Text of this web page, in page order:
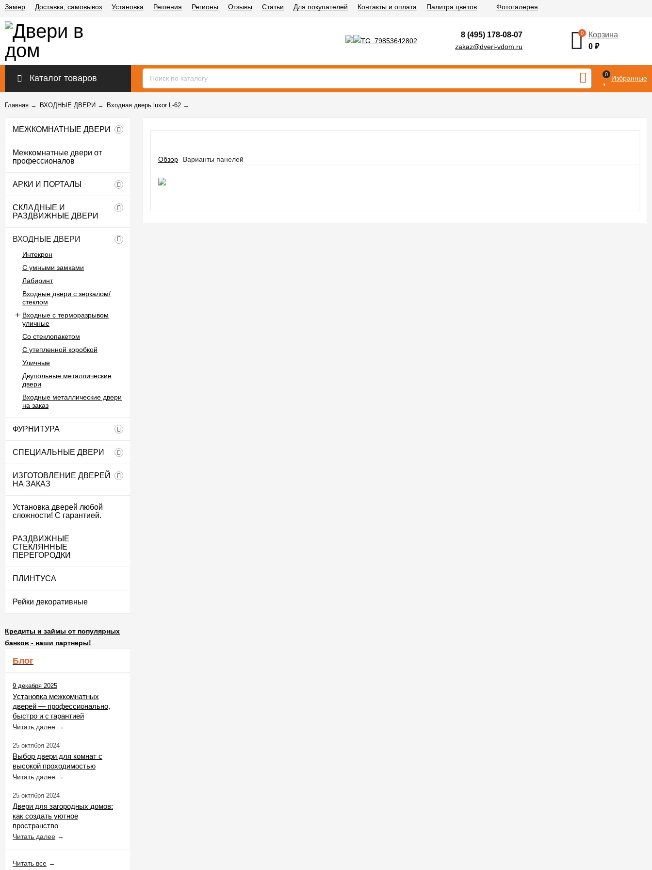
Замер Доставка, самовывоз Установка Решения Регионы Отзывы Статьи Для покупателей Контакты и оплата Палитра цветов Фотогалерея
8 (495) 178-08-07
zakaz@dveri-vdom.ru
0
Корзина
0₽
Каталог товаров 0 Избранные
Главная → ВХОДНЫЕ ДВЕРИ → Входная дверь luxor L-62 →
МЕЖКОМНАТНЫЕ ДВЕРИ
Межкомнатные двери от
профессионалов
АРКИ И ПОРТАЛЫ
СКЛАДНЫЕ И
РАЗДВИЖНЫЕ ДВЕРИ
ВХОДНЫЕ ДВЕРИ
Интекрон
С умными замками
Лабиринт
Входные двери с зеркалом/
стеклом
Входные с терморазрывом
уличные
Со стеклопакетом
С утепленной коробкой
Уличные
Двупольные металлические
двери
Входные металлические двери
на заказ
ФУРНИТУРА
СПЕЦИАЛЬНЫЕ ДВЕРИ
ИЗГОТОВЛЕНИЕ ДВЕРЕЙ
НА ЗАКАЗ
Установка дверей любой
сложности! С гарантией.
РАЗДВИЖНЫЕ
СТЕКЛЯННЫЕ
ПЕРЕГОРОДКИ
ПЛИНТУСА
Рейки декоративные
Кредиты и займы от популярных
банков - наши партнеры!
Блог
9 декабря 2025
Установка межкомнатных
дверей — профессионально,
быстро и с гарантией
Читать далее →
25 октября 2024
Выбор двери для комнат с
высокой проходимостью
Читать далее →
25 октября 2024
Двери для загородных домов:
как создать уютное
пространство
Читать далее →
Читать все →
Обзор Варианты панелей